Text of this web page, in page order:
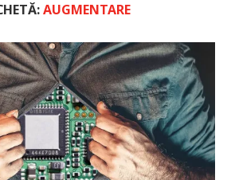
AUGMENTARE